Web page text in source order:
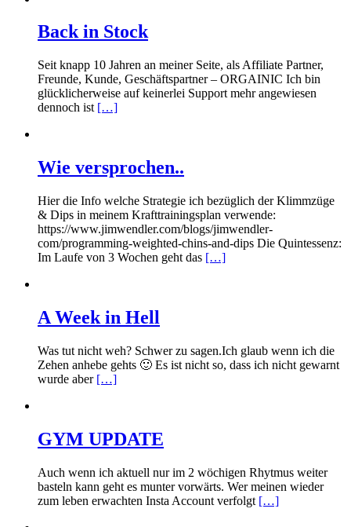
Back in Stock
Seit knapp 10 Jahren an meiner Seite, als Affiliate Partner,
Freunde, Kunde, Geschäftspartner – ORGAINIC Ich bin
glücklicherweise auf keinerlei Support mehr angewiesen
dennoch ist […]
Wie versprochen..
Hier die Info welche Strategie ich bezüglich der Klimmzüge
& Dips in meinem Krafttrainingsplan verwende:
https://www.jimwendler.com/blogs/jimwendler-
com/programming-weighted-chins-and-dips Die Quintessenz:
Im Laufe von 3 Wochen geht das […]
A Week in Hell
Was tut nicht weh? Schwer zu sagen.Ich glaub wenn ich die
Zehen anhebe gehts 🙂 Es ist nicht so, dass ich nicht gewarnt
wurde aber […]
GYM UPDATE
Auch wenn ich aktuell nur im 2 wöchigen Rhytmus weiter
basteln kann geht es munter vorwärts. Wer meinen wieder
zum leben erwachten Insta Account verfolgt […]